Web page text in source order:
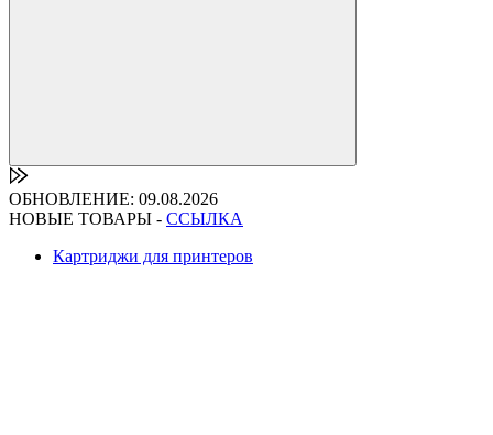
ОБНОВЛЕНИЕ: 09.08.2026
НОВЫЕ ТОВАРЫ - ССЫЛКА
Картриджи для принтеров